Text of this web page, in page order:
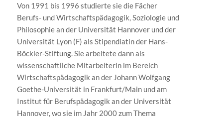
Von 1991 bis 1996 studierte sie die Fächer
Berufs- und Wirtschaftspädagogik, Soziologie und
Philosophie an der Universität Hannover und der
Universität Lyon (F) als Stipendiatin der Hans-
Böckler-Stiftung. Sie arbeitete dann als
wissenschaftliche Mitarbeiterin im Bereich
Wirtschaftspädagogik an der Johann Wolfgang
Goethe-Universität in Frankfurt/Main und am
Institut für Berufspädagogik an der Universität
Hannover, wo sie im Jahr 2000 zum Thema